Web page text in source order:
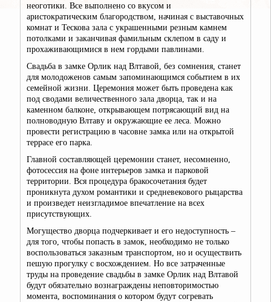
неоготики. Все выполнено со вкусом и
аристократическим благородством, начиная с выставочных
комнат и Тескова зала с украшенными резным камнем
потолками и заканчивая фамильным склепом в саду и
прохаживающимися в нем гордыми павлинами.
Свадьба в замке Орлик над Влтавой, без сомнения, станет
для молодоженов самым запоминающимся событием в их
семейной жизни. Церемония может быть проведена как
под сводами величественного зала дворца, так и на
каменном балконе, открывающем потрясающий вид на
полноводную Влтаву и окружающие ее леса. Можно
провести регистрацию в часовне замка или на открытой
террасе его парка.
Главной составляющей церемонии станет, несомненно,
фотосессия на фоне интерьеров замка и парковой
территории. Вся процедура бракосочетания будет
проникнута духом романтики и средневекового рыцарства
и произведет неизгладимое впечатление на всех
присутствующих.
Могущество дворца подчеркивает и его недоступность –
для того, чтобы попасть в замок, необходимо не только
воспользоваться заказным транспортом, но и осуществить
пешую прогулку с восхождением. Но все затраченные
труды на проведение свадьбы в замке Орлик над Влтавой
будут обязательно вознаграждены неповторимостью
момента, воспоминания о котором будут согревать